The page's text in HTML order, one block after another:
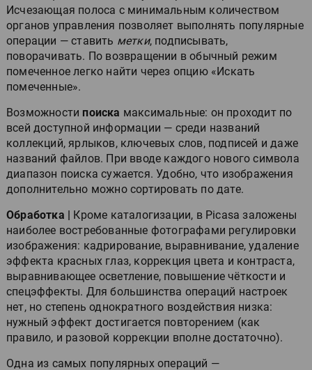
Исчезающая полоса с минимальным количеством
органов управления позволяет выполнять популярные
операции — ставить метки, подписывать,
поворачивать. По возвращении в обычный режим
помеченное легко найти через опцию «Искать
помеченные».
Возможности поиска максимальные: он проходит по
всей доступной информации — среди названий
коллекций, ярлыков, ключевых слов, подписей и даже
названий файлов. При вводе каждого нового символа
диапазон поиска сужается. Удобно, что изображения
дополнительно можно сортировать по дате.
Обработка | Кроме каталогизации, в Picasa заложены
наиболее востребованные фотографами регулировки
изображения: кадрирование, выравнивание, удаление
эффекта красных глаз, коррекция цвета и контраста,
выравнивающее осветление, повышение чёткости и
спецэффекты. Для большинства операций настроек
нет, но степень однократного воздействия низка:
нужный эффект достигается повторением (как
правило, и разовой коррекции вполне достаточно).
Одна из самых популярных операций —